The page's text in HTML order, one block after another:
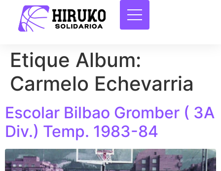
Etique Album:
Carmelo Echevarria
Escolar Bilbao Gromber ( 3A
Div.) Temp. 1983-84